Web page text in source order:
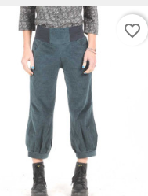
favorite_border